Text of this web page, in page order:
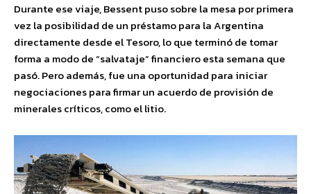
Durante ese viaje, Bessent puso sobre la mesa por primera
vez la posibilidad de un préstamo para la Argentina
directamente desde el Tesoro, lo que terminó de tomar
forma a modo de “salvataje” financiero esta semana que
pasó. Pero además, fue una oportunidad para iniciar
negociaciones para firmar un acuerdo de provisión de
minerales críticos, como el litio.